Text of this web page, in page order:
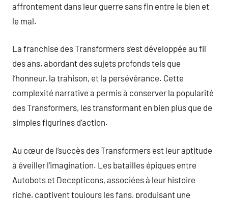
affrontement dans leur guerre sans fin entre le bien et
le mal.
La franchise des Transformers s’est développée au fil
des ans, abordant des sujets profonds tels que
l’honneur, la trahison, et la persévérance. Cette
complexité narrative a permis à conserver la popularité
des Transformers, les transformant en bien plus que de
simples figurines d’action.
Au cœur de l’succès des Transformers est leur aptitude
à éveiller l’imagination. Les batailles épiques entre
Autobots et Decepticons, associées à leur histoire
riche, captivent toujours les fans, produisant une